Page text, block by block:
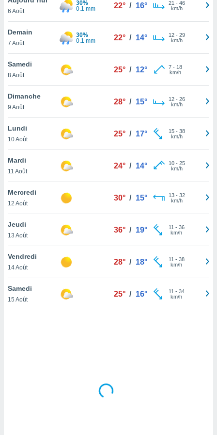
et
»,
au
vous
qu'ils
ou
le
ainsi
un
la
du
en
de
6 Août
30%
0.1 mm
22° / 16° 21 - 46
km/h
Demain
7 Août
30%
0.1 mm
22° / 14° 12- 29
km/h
Samedi
8 Août
25° / 12° 7- 18
km/h
Dimanche
9 Août
28° / 15° 12- 26
km/h
Lundi
10 Août
25° / 17° 15- 38
km/h
Mardi
11 Août
24° / 14° 10- 25
km/h
Mercredi
12 Août
30° / 15° 13- 32
km/h
Jeudi
13 Août
36° / 19° 11 - 36
km/h
Vendredi
14 Août
28° / 18° 11 - 38
km/h
Samedi
15 Août
25° / 16° 11 - 34
km/h